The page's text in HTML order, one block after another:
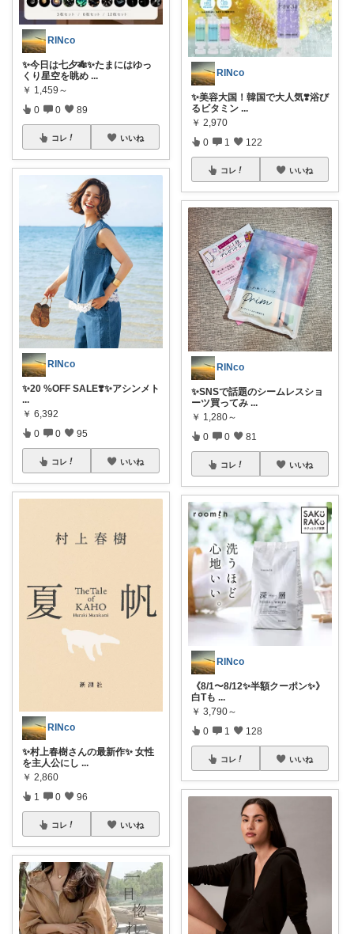
RINco
✨今日は七夕🎋✨たまにはゆっ
くり星空を眺め ...
￥ 1,459～
0 0 89
コレ いいね
RINco
✨20 %OFF SALE❣️✨アシンメト
...
￥ 6,392
0 0 95
コレ いいね
RINco
✨村上春樹さんの最新作✨ 女性
を主人公にし ...
￥ 2,860
1 0 96
コレ いいね
RINco
✨美容大国！韓国で大人気❣️浴び
るビタミン ...
￥ 2,970
0 1 122
コレ いいね
RINco
✨SNSで話題のシームレスショ
ーツ買ってみ ...
￥ 1,280～
0 0 81
コレ いいね
RINco
《8/1〜8/12✨半額クーポン✨》
白Tも ...
￥ 3,790～
0 1 128
コレ いいね